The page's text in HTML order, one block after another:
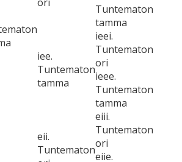
Tuntematon
tamma
iee.
Tuntematon
tamma
ieei.
Tuntematon
ori
ieee.
Tuntematon
tamma
eii.
Tuntematon
eiii.
Tuntematon
ori
eiie.